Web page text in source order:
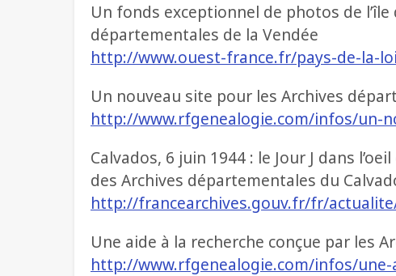
Un fonds exceptionnel de photos de
départementales de la Vendée
http://www.ouest-france.fr/pays-de-la-
Un nouveau site pour les Archives
http://www.rfgenealogie.com/infos/un-
Calvados, 6 juin 1944 : le Jour J dans
des Archives départementales du
http://francearchives.gouv.fr/fr/
Une aide à la recherche conçue par les
http://www.rfgenealogie.com/infos/